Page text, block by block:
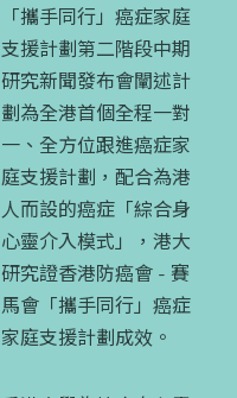
「攜手同行」癌症家庭
支援計劃第二階段中期
研究新聞發布會闡述計
劃為全港首個全程一對
一、全方位跟進癌症家
庭支援計劃，配合為港
人而設的癌症「綜合身
心靈介入模式」，港大
研究證香港防癌會 - 賽
馬會「攜手同行」癌症
家庭支援計劃成效。